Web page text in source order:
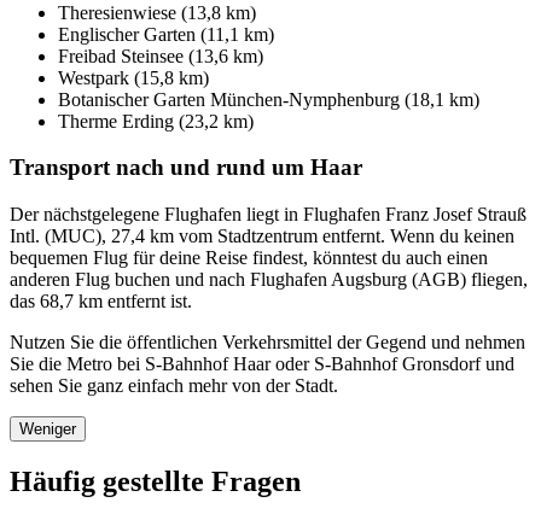
Theresienwiese (13,8 km)
Englischer Garten (11,1 km)
Freibad Steinsee (13,6 km)
Westpark (15,8 km)
Botanischer Garten München-Nymphenburg (18,1 km)
Therme Erding (23,2 km)
Transport nach und rund um Haar
Der nächstgelegene Flughafen liegt in Flughafen Franz Josef Strauß
Intl. (MUC), 27,4 km vom Stadtzentrum entfernt. Wenn du keinen
bequemen Flug für deine Reise findest, könntest du auch einen
anderen Flug buchen und nach Flughafen Augsburg (AGB) fliegen,
das 68,7 km entfernt ist.
Nutzen Sie die öffentlichen Verkehrsmittel der Gegend und nehmen
Sie die Metro bei S-Bahnhof Haar oder S-Bahnhof Gronsdorf und
sehen Sie ganz einfach mehr von der Stadt.
Weniger
Häufig gestellte Fragen